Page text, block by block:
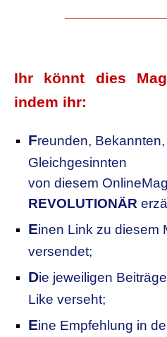
Ihr könnt dies
indem ihr:
Freunden,
Gleichgesinnten
von diesem
REVOLUTIONÄR
Einen Link zu diesem
versendet;
Die jeweiligen
Like verseht;
Eine Empfehlung in